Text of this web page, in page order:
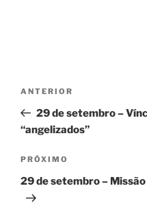
ANTERIOR
29 de setembro –
“angelizados”
PRÓXIMO
29 de setembro –